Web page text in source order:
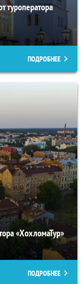
туроператора
ПОДРОБНЕЕ
«ХохломаТур»
ПОДРОБНЕЕ